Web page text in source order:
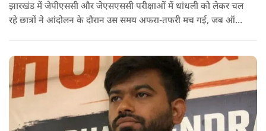
झारखंड में जेपीएससी और जेएसएससी परीक्षाओं में धांधली को लेकर चल
रहे छात्रों ने आंदोलन के दौरान उस समय अफरा-तफरी मच गई, जब ऑल